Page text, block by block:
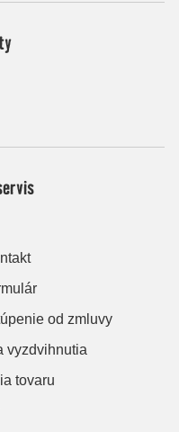
od zmluvy
vyzdvihnutia
tovaru